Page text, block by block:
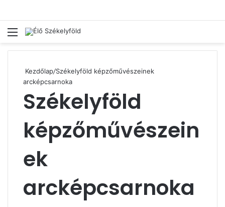
Menü
Kezdőlap/Székelyföld képzőművészeinek
arcképcsarnoka
Székelyföld
képzőművészein
ek
arcképcsarnoka